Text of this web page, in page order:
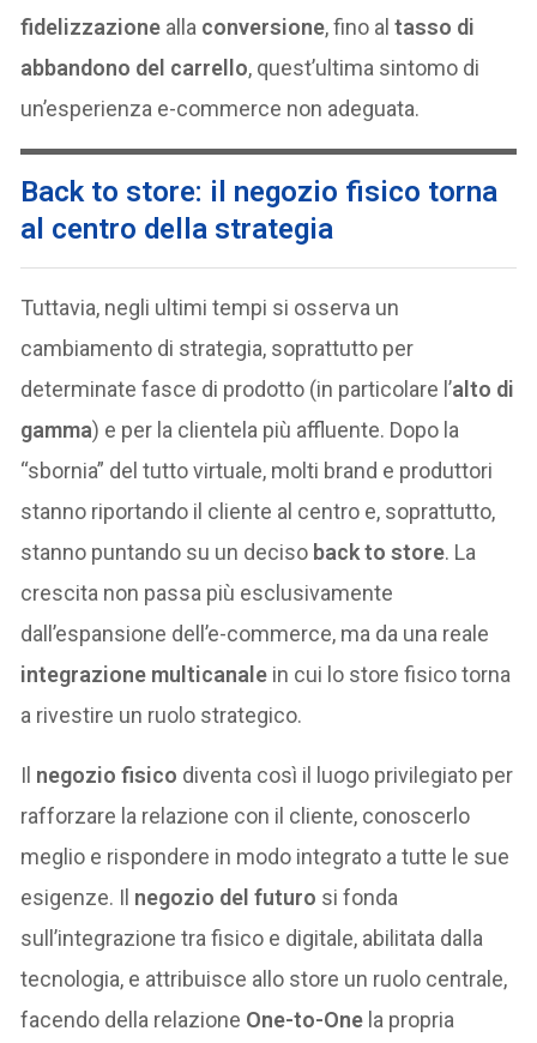
fidelizzazione alla conversione, fino altasso di
abbandono del carrello, quest’ultima sintomo di
un’esperienza e-commerce non adeguata.
Back to store: il negozio fisico torna
al centro della strategia
Tuttavia, negli ultimi tempi si osserva un
cambiamento di strategia, soprattutto per
determinate fasce di prodotto (in particolare l’alto di
gamma) e per la clientela più affluente. Dopo la
“sbornia” del tutto virtuale, molti brand e produttori
stanno riportando il cliente al centro e, soprattutto,
stanno puntando su un deciso back to store. La
crescita non passa più esclusivamente
dall’espansione dell’e-commerce, ma da una reale
integrazione multicanale in cui lo store fisico torna
a rivestire un ruolo strategico.
Il negozio fisico diventa così il luogo privilegiato per
rafforzare la relazione con il cliente, conoscerlo
meglio e rispondere in modo integrato a tutte le sue
esigenze. Il negozio del futuro si fonda
sull’integrazione tra fisico e digitale, abilitata dalla
tecnologia, e attribuisce allo store un ruolo centrale,
facendo della relazione One-to-One la propria